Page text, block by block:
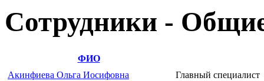
Сотрудники -
ФИО
Акинфиева Ольга Иосифовна
Главный специалист